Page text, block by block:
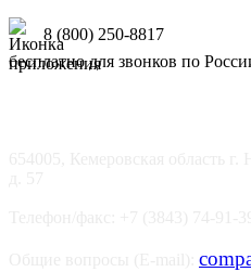
8 (800) 250-8817
бесплатно для звонков по